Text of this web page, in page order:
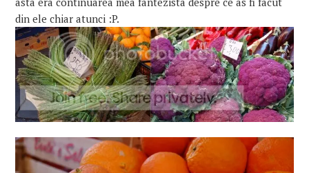
din ele chiar atunci :P.